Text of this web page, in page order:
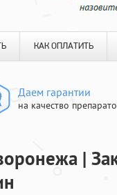
КАК ОПЛАТИТЬ
Даем гарантии
на качество
|